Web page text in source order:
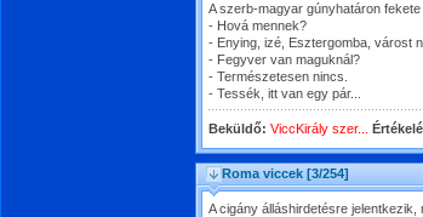
A szerb-magyar gúnyhatáron
- Hová mennek?
- Enying, izé, Esztergomba, várost
- Fegyver van maguknál?
- Természetesen nincs.
- Tessék, itt van egy pár...
Beküldő: ViccKirály szer...
Roma viccek [3/254]
A cigány álláshirdetésre jelentkezik,